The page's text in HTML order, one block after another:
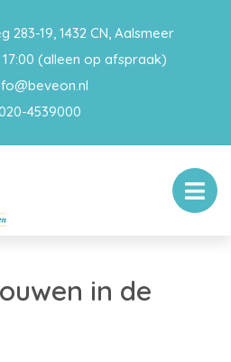
283-19, 1432 CN, Aalsmeer
(alleen op afspraak)
4539000
in de